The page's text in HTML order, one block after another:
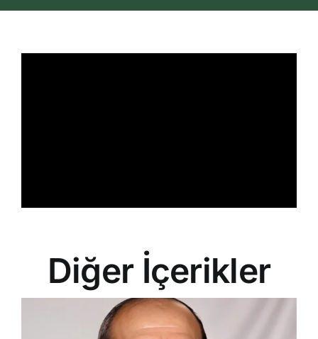
Diğer İçerikler